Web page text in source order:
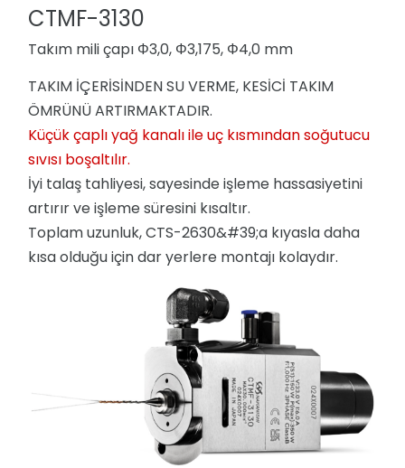
CTMF-3130
Takım mili çapı Φ3,0, Φ3,175, Φ4,0 mm
TAKIM İÇERİSİNDEN SU VERME, KESİCİ TAKIM
ÖMRÜNÜ ARTIRMAKTADIR.
Küçük çaplı yağ kanalı ile uç kısmından soğutucu
sıvısı boşaltılır.
İyi talaş tahliyesi, sayesinde işleme hassasiyetini
artırır ve işleme süresini kısaltır.
Toplam uzunluk, CTS-2630&#39;a kıyasla daha
kısa olduğu için dar yerlere montajı kolaydır.